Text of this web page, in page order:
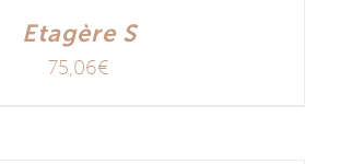
Etagère S
75,06€